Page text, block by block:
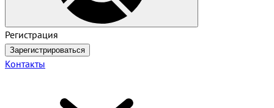
Регистрация
Зарегистрироваться
Контакты